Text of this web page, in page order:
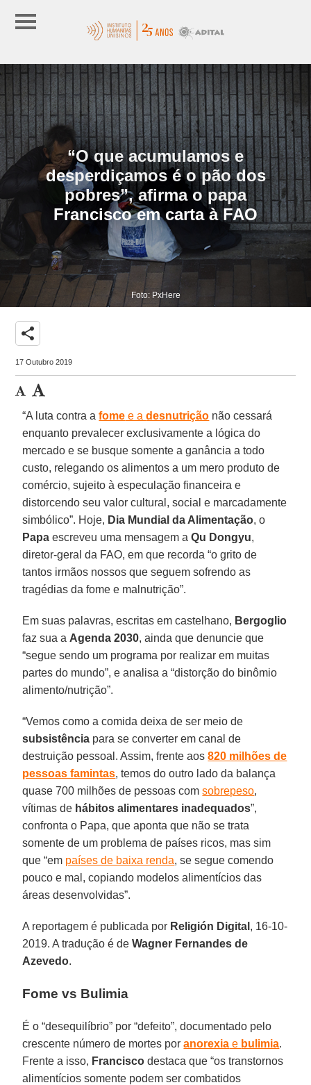
“O que acumulamos e
desperdiçamos é o pão dos
pobres”, afirma o papa
Francisco em carta à FAO
Foto: PxHere
share
17 Outubro 2019
“A luta contra afome e adesnutrição não cessará
enquanto prevalecer exclusivamente a lógica do
mercado e se busque somente a ganância a todo
custo, relegando os alimentos a um mero produto de
comércio, sujeito à especulação financeira e
distorcendo seu valor cultural, social e marcadamente
simbólico”. Hoje, Dia Mundial da Alimentação, o
Papa escreveu uma mensagem aQu Dongyu,
diretor-geral da FAO, em que recorda “o grito de
tantos irmãos nossos que seguem sofrendo as
tragédias da fome e malnutrição”.
Em suas palavras, escritas em castelhano, Bergoglio
faz sua a Agenda 2030, ainda que denuncie que
“segue sendo um programa por realizar em muitas
partes do mundo”, e analisa a “distorção do binômio
alimento/nutrição”.
“Vemos como a comida deixa de ser meio de
subsistência para se converter em canal de
destruição pessoal. Assim, frente aos820 milhões de
pessoas famintas, temos do outro lado da balança
quase 700 milhões de pessoas comsobrepeso,
vítimas de hábitos alimentares inadequados”,
confronta o Papa, que aponta que não se trata
somente de um problema de países ricos, mas sim
que “em países de baixa renda, se segue comendo
pouco e mal, copiando modelos alimentícios das
áreas desenvolvidas”.
A reportagem é publicada por Religión Digital , 16-10-
2019. A tradução é deWagner Fernandes de
Azevedo.
Fome vs Bulimia
É o “desequilíbrio” por “defeito”, documentado pelo
crescente número de mortes poranorexia e bulimia.
Frente a isso, Francisco destaca que “os transtornos
alimentícios somente podem ser combatidos